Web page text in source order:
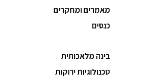
מאמרים ומחקרים
כנסים
בינה מלאכותית
‫טכנולוגיות ירוקות‬